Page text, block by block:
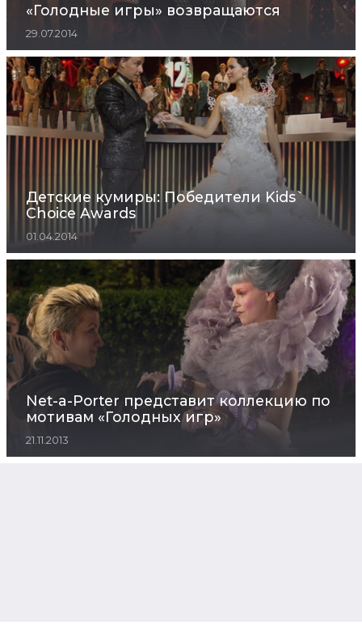
«Голодные игры» возвращаются
29.07.2014
Детские кумиры: Победители Kids`
Choice Awards
01.04.2014
Net-a-Porter представит коллекцию по
мотивам «Голодных игр»
21.11.2013